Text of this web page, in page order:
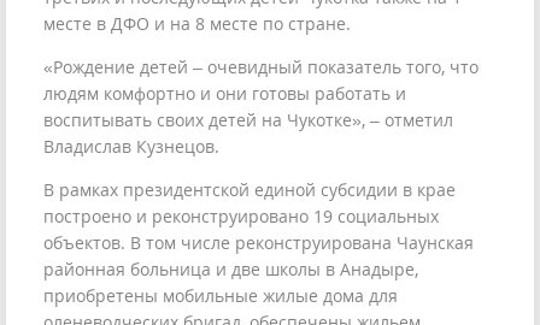
месте в ДФО и на 8 месте по стране.
«Рождение детей – очевидный показатель того, что
людям комфортно и они готовы работать и
воспитывать своих детей на Чукотке», – отметил
Владислав Кузнецов.
В рамках президентской единой субсидии в крае
построено и реконструировано 19 социальных
объектов. В том числе реконструирована Чаунская
районная больница и две школы в Анадыре,
приобретены мобильные жилые дома для